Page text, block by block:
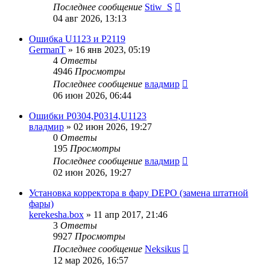
Последнее сообщение Stiw_S
04 авг 2026, 13:13
Ошибка U1123 и P2119
GermanT » 16 янв 2023, 05:19
4 Ответы
4946 Просмотры
Последнее сообщение владмир
06 июн 2026, 06:44
Ошибки Р0304,Р0314,U1123
владмир » 02 июн 2026, 19:27
0 Ответы
195 Просмотры
Последнее сообщение владмир
02 июн 2026, 19:27
Установка корректора в фару DEPO (замена штатной
фары)
kerekesha.box » 11 апр 2017, 21:46
3 Ответы
9927 Просмотры
Последнее сообщение Neksikus
12 мар 2026, 16:57